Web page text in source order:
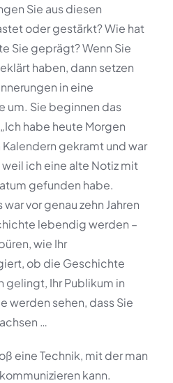
Sie aus diesen
oder gestärkt? Wie hat
Sie geprägt? Wenn Sie
haben, dann setzen
in eine
um. Sie beginnen das
habe heute Morgen
gekramt und war
ich eine alte Notiz mit
gefunden habe.
vor genau zehn Jahren
lebendig werden –
wie Ihr
ob die Geschichte
gelingt, Ihr Publikum in
werden sehen, dass Sie
…
eine Technik, mit der man
kann.